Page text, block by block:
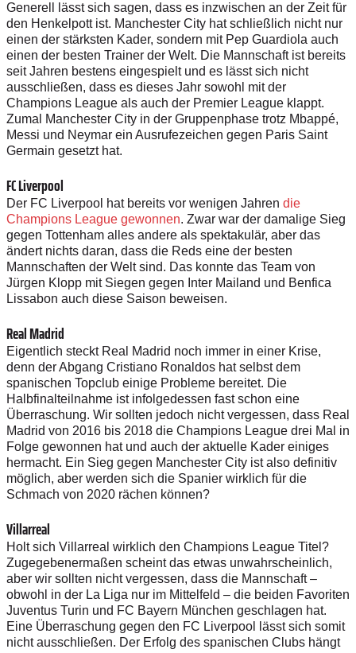
Generell lässt sich sagen, dass es inzwischen an der Zeit für
den Henkelpott ist. Manchester City hat schließlich nicht nur
einen der stärksten Kader, sondern mit Pep Guardiola auch
einen der besten Trainer der Welt. Die Mannschaft ist bereits
seit Jahren bestens eingespielt und es lässt sich nicht
ausschließen, dass es dieses Jahr sowohl mit der
Champions League als auch der Premier League klappt.
Zumal Manchester City in der Gruppenphase trotz Mbappé,
Messi und Neymar ein Ausrufezeichen gegen Paris Saint
Germain gesetzt hat.
FC Liverpool
Der FC Liverpool hat bereits vor wenigen Jahren die
Champions League gewonnen. Zwar war der damalige Sieg
gegen Tottenham alles andere als spektakulär, aber das
ändert nichts daran, dass die Reds eine der besten
Mannschaften der Welt sind. Das konnte das Team von
Jürgen Klopp mit Siegen gegen Inter Mailand und Benfica
Lissabon auch diese Saison beweisen.
Real Madrid
Eigentlich steckt Real Madrid noch immer in einer Krise,
denn der Abgang Cristiano Ronaldos hat selbst dem
spanischen Topclub einige Probleme bereitet. Die
Halbfinalteilnahme ist infolgedessen fast schon eine
Überraschung. Wir sollten jedoch nicht vergessen, dass Real
Madrid von 2016 bis 2018 die Champions League drei Mal in
Folge gewonnen hat und auch der aktuelle Kader einiges
hermacht. Ein Sieg gegen Manchester City ist also definitiv
möglich, aber werden sich die Spanier wirklich für die
Schmach von 2020 rächen können?
Villarreal
Holt sich Villarreal wirklich den Champions League Titel?
Zugegebenermaßen scheint das etwas unwahrscheinlich,
aber wir sollten nicht vergessen, dass die Mannschaft –
obwohl in der La Liga nur im Mittelfeld – die beiden Favoriten
Juventus Turin und FC Bayern München geschlagen hat.
Eine Überraschung gegen den FC Liverpool lässt sich somit
nicht ausschließen. Der Erfolg des spanischen Clubs hängt